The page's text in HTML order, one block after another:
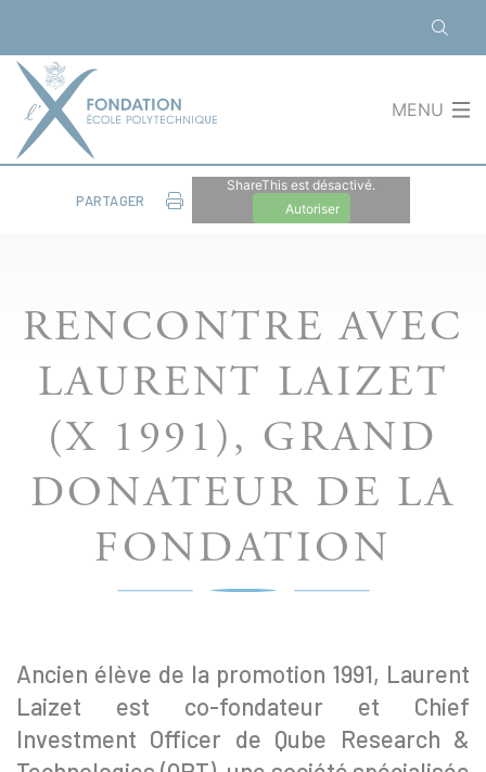
MENU
PARTAGER
ShareThis est désactivé.
Autoriser
RENCONTRE AVEC
LAURENT LAIZET
(X 1991), GRAND
DONATEUR DE LA
FONDATION
Ancien élève de la promotion 1991, Laurent
Laizet est co-fondateur et Chief
Investment Officer de Qube Research &